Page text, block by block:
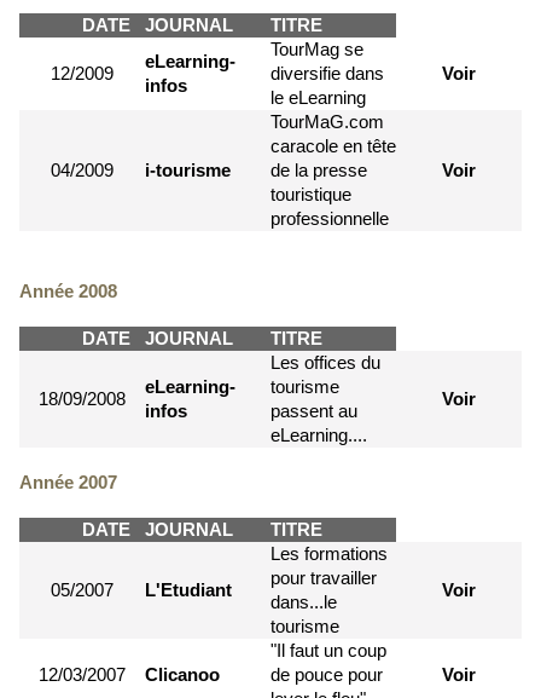
DATE JOURNAL TITRE
12/2009
eLearning-
infos
TourMag se
diversifie dans
le eLearning
Voir
04/2009 i-tourisme
TourMaG.com
caracole en tête
de la presse
touristique
professionnelle
Voir
Année 2008
DATE JOURNAL TITRE
18/09/2008
eLearning-
infos
Les offices du
tourisme
passent au
eLearning....
Voir
Année 2007
DATE JOURNAL TITRE
05/2007 L'Etudiant
Les formations
pour travailler
dans...le
tourisme
Voir
12/03/2007 Clicanoo
"Il faut un coup
de pouce pour
Voir